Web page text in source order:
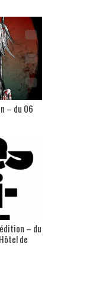
– du 06
– du
de